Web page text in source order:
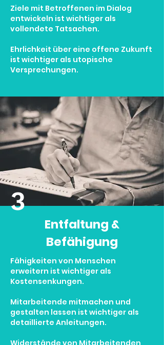
Ziele mit Betroffenen im Dialog
entwickeln ist wichtiger als
vollendete Tatsachen.
Ehrlichkeit über eine offene Zukunft
ist wichtiger als utopische
Versprechungen.
Entfaltung &
Befähigung
Fähigkeiten von Menschen
erweitern ist wichtiger als
Kostensenkungen.
Mitarbeitende mitmachen und
gestalten lassen ist wichtiger als
detaillierte Anleitungen.
Widerstände von Mitarbeitenden
3